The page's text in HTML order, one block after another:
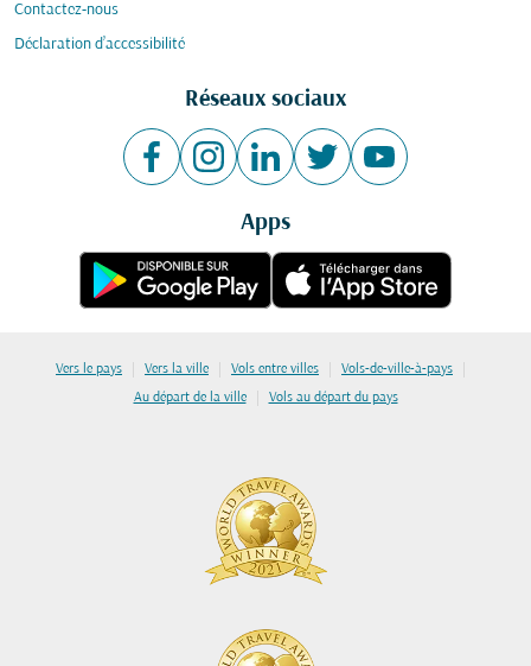
Contactez-nous
Déclaration d’accessibilité
Réseaux sociaux
Apps
Vers le pays | Vers la ville | Vols entre villes | Vols-de-ville-à-pays |
Au départ de la ville | Vols au départ du pays